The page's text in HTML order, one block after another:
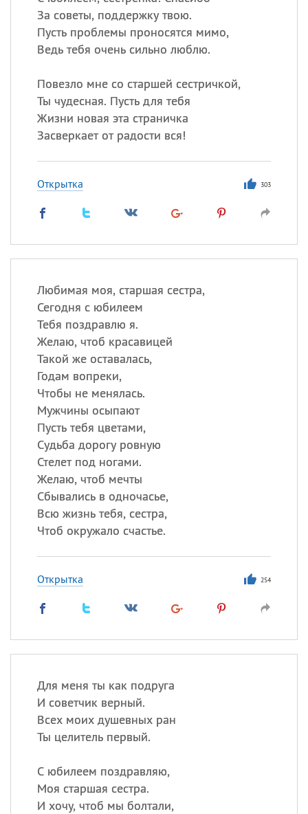
За советы, поддержку твою.
Пусть проблемы проносятся мимо,
Ведь тебя очень сильно люблю.
Повезло мне со старшей сестричкой,
Ты чудесная. Пусть для тебя
Жизни новая эта страничка
Засверкает от радости вся!
Открытка 303
Любимая моя, старшая сестра,
Сегодня с юбилеем
Тебя поздравлю я.
Желаю, чтоб красавицей
Такой же оставалась,
Годам вопреки,
Чтобы не менялась.
Мужчины осыпают
Пусть тебя цветами,
Судьба дорогу ровную
Стелет под ногами.
Желаю, чтоб мечты
Сбывались в одночасье,
Всю жизнь тебя, сестра,
Чтоб окружало счастье.
Открытка 254
Для меня ты как подруга
И советчик верный.
Всех моих душевных ран
Ты целитель первый.
С юбилеем поздравляю,
Моя старшая сестра.
И хочу, чтоб мы болтали,